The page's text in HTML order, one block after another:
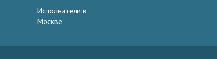
Исполнители в
Москве